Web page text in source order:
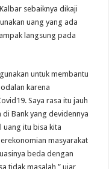
sebaiknya dikaji
uang yang ada
langsung pada
untuk membantu
karena
Saya rasa itu jauh
Bank yang devidennya
uang itu bisa kita
masyarakat
beda dengan
tidak masalah,” ujar